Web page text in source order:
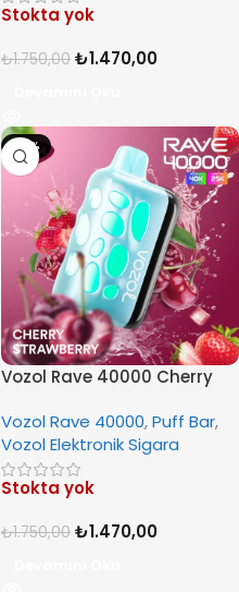
Stokta yok
₺1.750,00 ₺1.470,00
-16%
Vozol Rave 40000 Cherry
Vozol Rave 40000,Puff Bar,
Vozol Elektronik Sigara
Stokta yok
₺1.750,00 ₺1.470,00